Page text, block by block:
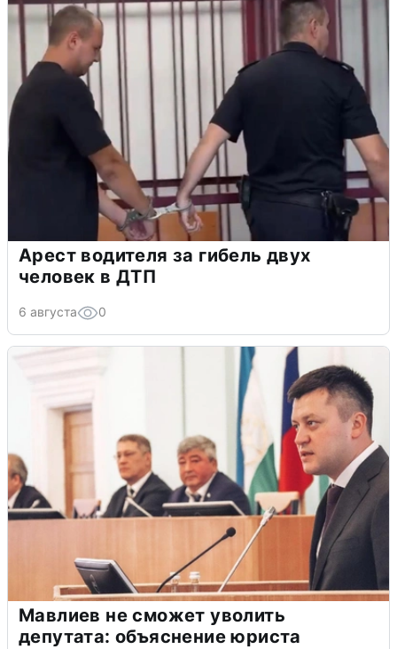
Арест водителя за гибель двух
человек в ДТП
6 августа 0
Мавлиев не сможет уволить
депутата: объяснение юриста